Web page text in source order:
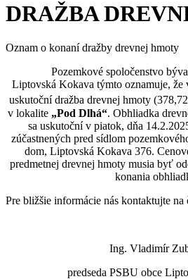
DRAŽBA
Oznam o konaní dražby drevnej hmoty
Pozemkové spoločenstvo
Liptovská Kokava týmto oznamuje, že
uskutoční dražba drevnej hmoty
v lokalite „Pod Dlhá“. Obhliadka
sa uskutoční v piatok, dňa
zúčastnených pred sídlom
dom, Liptovská Kokava 376.
predmetnej drevnej hmoty musia byť
konania
Pre bližšie informácie nás kontaktujte na
Ing. Vladimír
predseda PSBU obce